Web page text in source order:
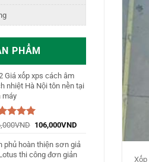
PHẨM
Giá xốp xps cách âm
nhiệt Hà Nội tôn nền tại
máy
xếp
VND 106,000VND
phủ hoàn thiện sơn giả
thi công đơn giản